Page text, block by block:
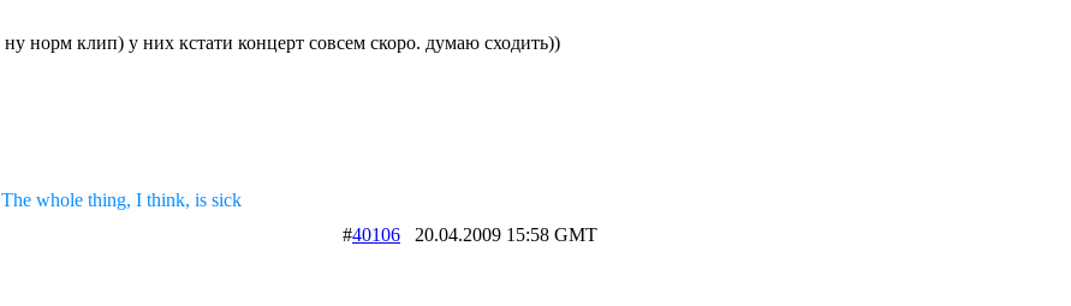
ну норм клип) у них кстати концерт совсем скоро. думаю сходить))
The whole thing, I think, is sick
#40106 20.04.2009 15:58 GMT